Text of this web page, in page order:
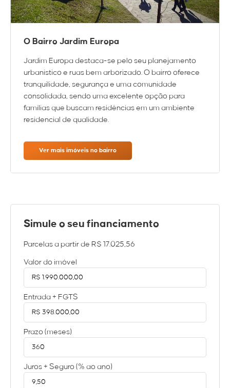
O Bairro Jardim Europa
Jardim Europa destaca-se pelo seu planejamento
urbanístico e ruas bem arborizado. O bairro oferece
tranquilidade, segurança e uma comunidade
consolidada, sendo uma excelente opção para
famílias que buscam residências em um ambiente
residencial de qualidade.
Ver mais imóveis no bairro
Simule o seu financiamento
Parcelas a partir de R$ 17.025,56
Valor do imóvel
Entrada + FGTS
Prazo (meses)
Juros + Seguro (% ao ano)